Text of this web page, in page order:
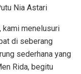
Nia Astari
kami menelusuri
di seberang
sederhana yang
Rida, begitu